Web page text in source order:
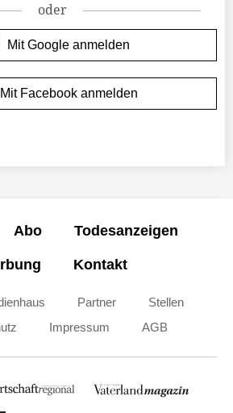
oder
Mit Google anmelden
Mit Facebook anmelden
Abo Todesanzeigen
Kontakt
Partner
Stellen
Impressum AGB